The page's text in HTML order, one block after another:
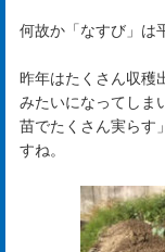
何故か「なすび」は
昨年はたくさん収穫
みたいになってしま
苗でたくさん実らす
すね。